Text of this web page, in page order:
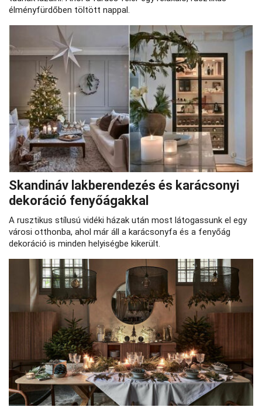
élményfürdőben töltött nappal.
Skandináv lakberendezés és karácsonyi
dekoráció fenyőágakkal
A rusztikus stílusú vidéki házak után most látogassunk el egy
városi otthonba, ahol már áll a karácsonyfa és a fenyőág
dekoráció is minden helyiségbe kikerült.